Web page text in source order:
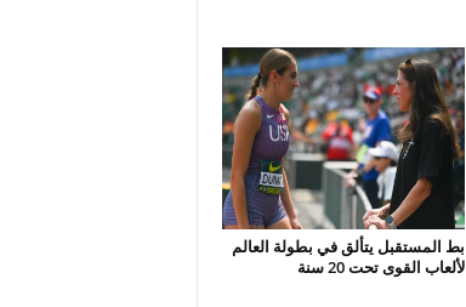
بط المستقبل يتألق في بطولة العالم
لألعاب القوى تحت 20 سنة